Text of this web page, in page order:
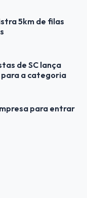
5km de filas
de SC lança
a categoria
para entrar